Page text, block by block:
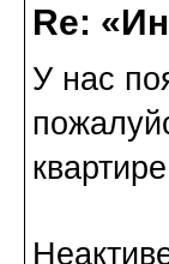
Re:
У нас